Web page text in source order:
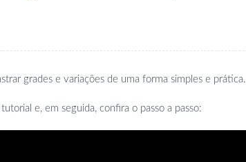
grades e variações de uma forma simples e prática.
e, em seguida, confira o passo a passo: